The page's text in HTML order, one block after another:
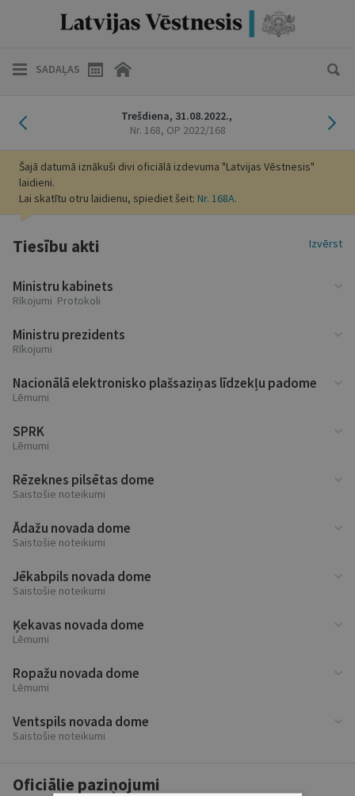
SADAĻAS
Iepriekšējais laidiensTrešdiena, 31.08.2022.,
Nr. 168, OP 2022/168
Šajā datumā iznākuši divi oficiālā izdevuma "Latvijas Vēstnesis"
laidieni.
Lai skatītu otru laidienu, spiediet šeit: Nr. 168A.
Tiesību akti Izvērst
Ministru kabinets
Rīkojumi Protokoli
Ministru prezidents
Rīkojumi
Nacionālā elektronisko plašsaziņas līdzekļu padome
Lēmumi
SPRK
Lēmumi
Rēzeknes pilsētas dome
Saistošie noteikumi
Ādažu novada dome
Saistošie noteikumi
Jēkabpils novada dome
Saistošie noteikumi
Ķekavas novada dome
Lēmumi
Ropažu novada dome
Lēmumi
Ventspils novada dome
Saistošie noteikumi
Oficiālie paziņojumi